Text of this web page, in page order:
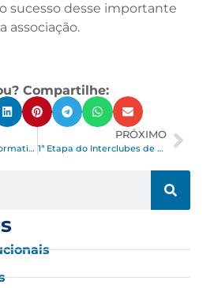
sucesso desse importante
associação.
Compartilhe:
Equipe de natação formativa da AOPM participa da Liga Nescau
PRÓXIMO
1ª Etapa do Interclubes de Pickleball 2026